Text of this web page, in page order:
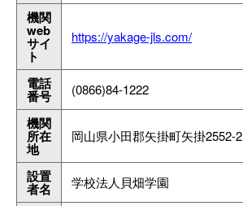
機関
web
サイ
ト
https://yakage-jls.com/
電話
番号 (0866)84-1222
機関
所在
地
岡山県小田郡矢掛町矢掛2552-2
設置
者名 学校法人貝畑学園